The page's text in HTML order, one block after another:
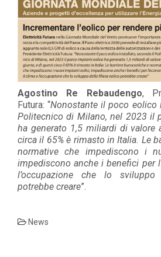
Agostino Re Rebaudengo,
Futura: “Nonostante il poco eolico
Politecnico di Milano, nel 2023 il
ha generato 1,5 miliardi di valore
circa il 65% è rimasto in Italia. Le
normative che impediscono i
impediscono anche i benefici per
l’occupazione che lo
potrebbe creare”.
News